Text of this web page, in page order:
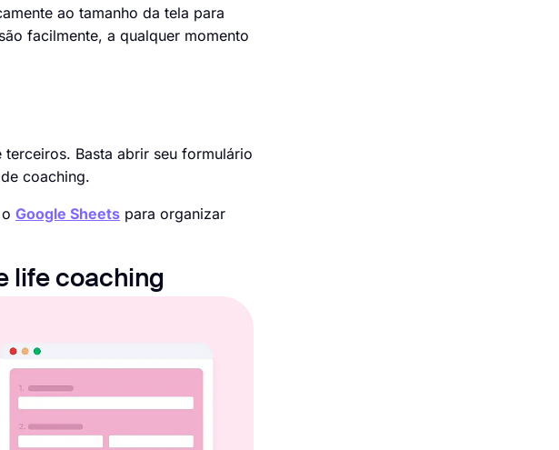
ao tamanho da tela para
facilmente, a qualquer momento
Basta abrir seu formulário
coaching.
Google Sheets para organizar
life coaching